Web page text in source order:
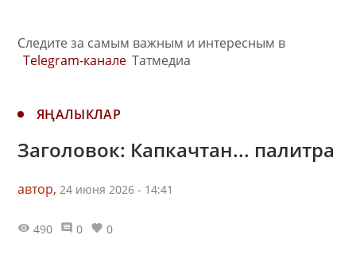
Следите за самым важным и интересным в
Telegram-канале Татмедиа
ЯҢАЛЫКЛАР
Заголовок: Капкачтан... палитра
автор, 24 июня 2026 - 14:41
490 0 0